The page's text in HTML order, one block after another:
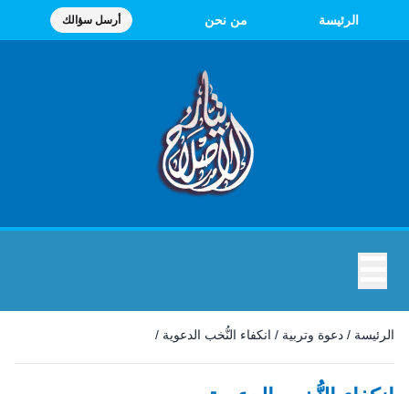
الرئيسة من نحن أرسل سؤالك
الرئيسة / دعوة وتربية / انكفاء النُّخب الدعوية /